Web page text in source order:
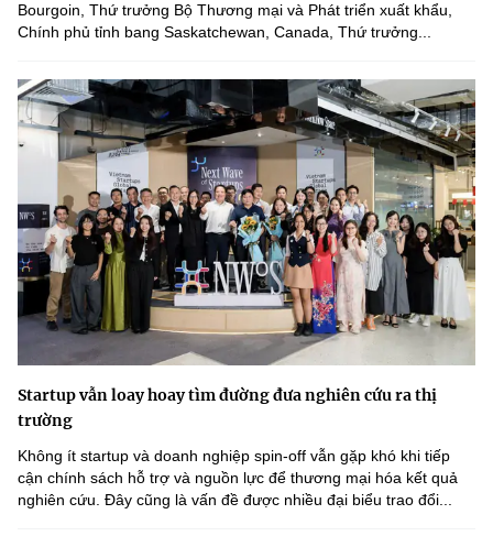
Bourgoin, Thứ trưởng Bộ Thương mại và Phát triển xuất khẩu,
Chính phủ tỉnh bang Saskatchewan, Canada, Thứ trưởng...
Startup vẫn loay hoay tìm đường đưa nghiên cứu ra thị
trường
Không ít startup và doanh nghiệp spin-off vẫn gặp khó khi tiếp
cận chính sách hỗ trợ và nguồn lực để thương mại hóa kết quả
nghiên cứu. Đây cũng là vấn đề được nhiều đại biểu trao đổi...